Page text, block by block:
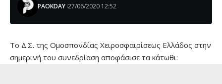
PAOKDAY 27/06/2020 12:52
Το Δ.Σ. της Ομοσπονδίας Χειροσφαιρίσεως Ελλάδος στην
σημερινή του συνεδρίαση αποφάσισε τα κάτωθι: